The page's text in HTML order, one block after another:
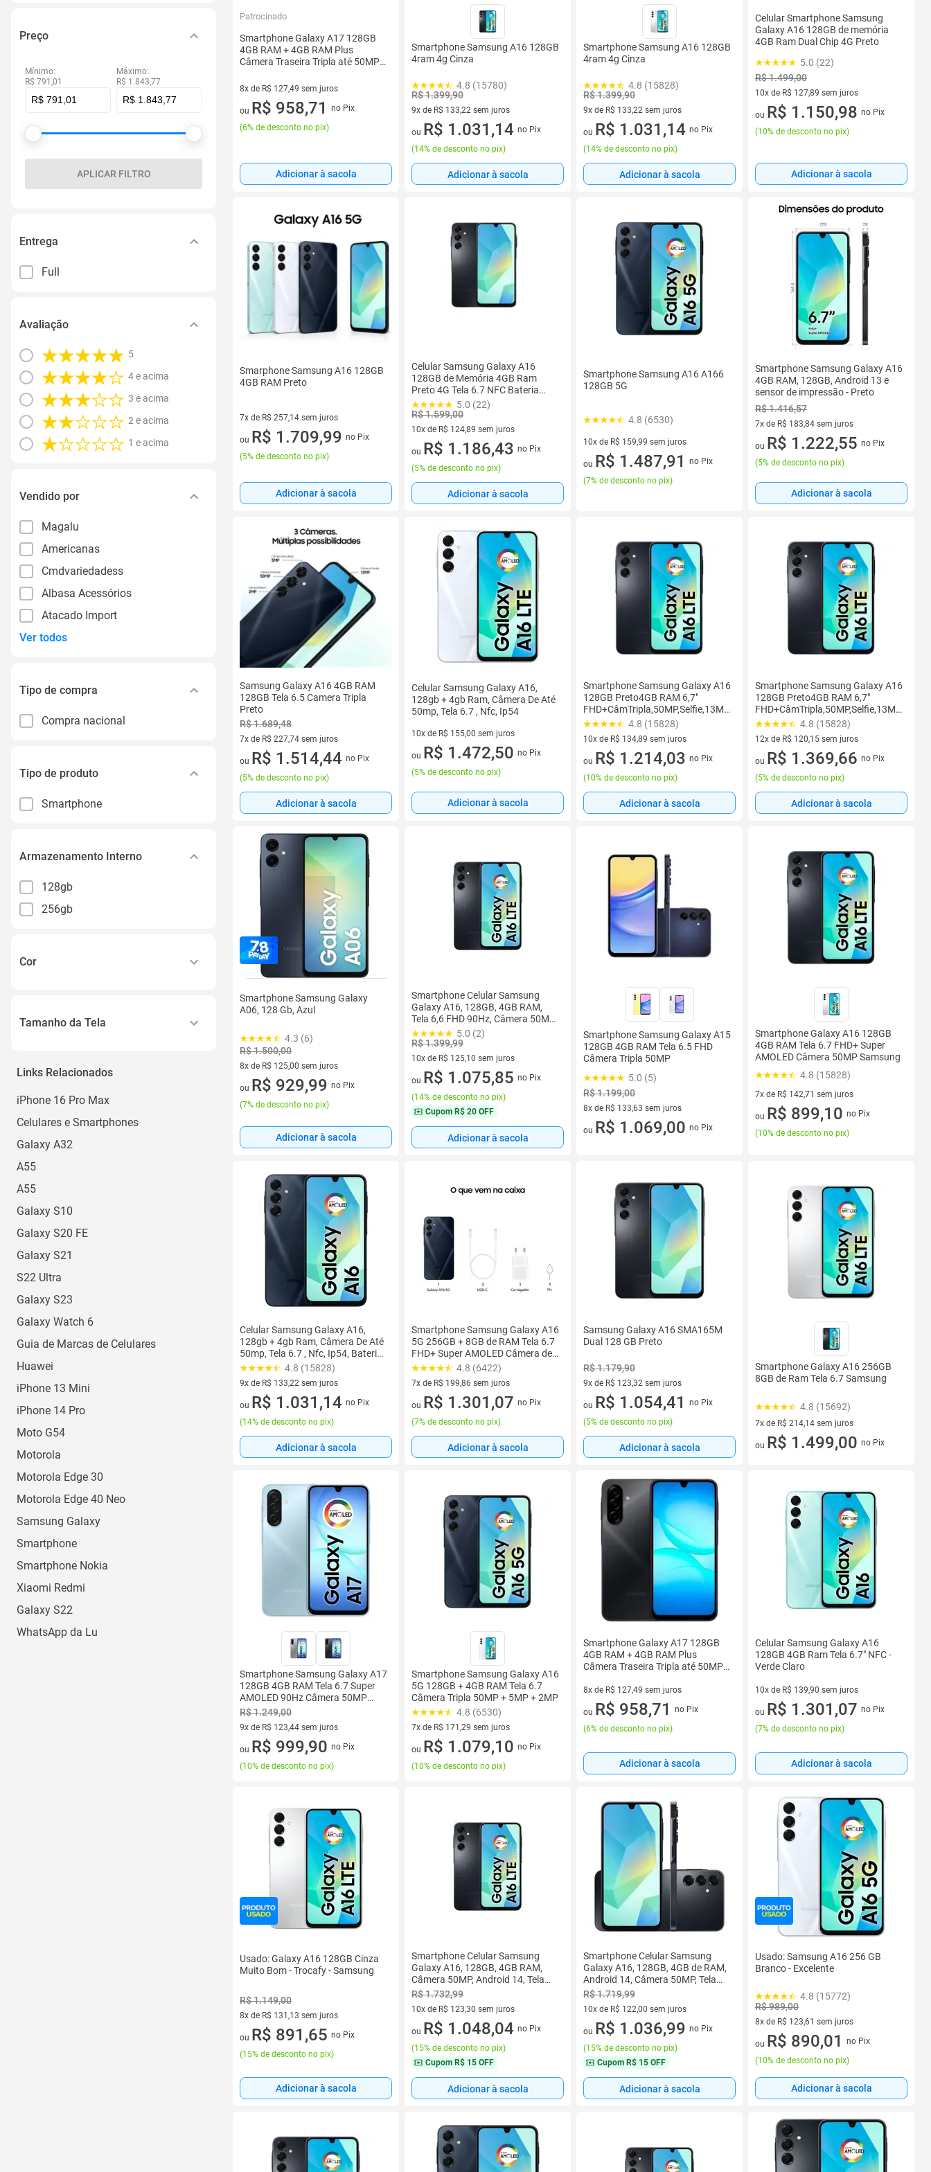
Preço
Mínimo:
R$ 791,01
Máximo:
R$ 1.843,77
APLICAR FILTRO
Entrega
Full
Avaliação
5
4 e acima
3 e acima
2 e acima
1 e acima
Vendido por
Magalu
Americanas
Cmdvariedadess
Albasa Acessórios
Atacado Import
Ver todos
Tipo de compra
Compra nacional
Tipo de produto
Smartphone
Armazenamento Interno
128gb
256gb
Cor
Prata
Ver todos
Tamanho da Tela
Links Relacionados
iPhone 16 Pro Max
Celulares e Smartphones
Galaxy A32
A55
A55
Galaxy S10
Galaxy S20 FE
Galaxy S21
S22 Ultra
Galaxy S23
Galaxy Watch 6
Guia de Marcas de Celulares
Huawei
iPhone 13 Mini
iPhone 14 Pro
Moto G54
Motorola
Motorola Edge 30
Motorola Edge 40 Neo
Samsung Galaxy
Smartphone
Smartphone Nokia
Xiaomi Redmi
Galaxy S22
WhatsApp da Lu
Patrocinado
Smartphone Galaxy A17 128GB
4GB RAM + 4GB RAM Plus
Câmera Traseira Tripla até 50MP
8x de R$ 127,49 sem juros
8 vez de R$ 127,49 sem juros
ou R$ 958,71
no Pix
(6% de desconto no pix)
Adicionar à sacola
Smartphone Samsung A16 128GB
4ram 4g Cinza
4.8 (15780)
R$ 1.399,90
9x de R$ 133,22 sem juros
9 vez de R$ 133,22 sem juros
ou R$ 1.031,14 no Pix
(14% de desconto no pix)
Adicionar à sacola
Smartphone Samsung A16 128GB
4ram 4g Cinza
4.8 (15828)
R$ 1.399,90
9x de R$ 133,22 sem juros
9 vez de R$ 133,22 sem juros
ou R$ 1.031,14 no Pix
(14% de desconto no pix)
Adicionar à sacola
Celular Smartphone Samsung
Galaxy A16 128GB de memória
4GB Ram Dual Chip 4G Preto
5.0 (22)
R$ 1.499,00
10x de R$ 127,89 sem juros
10 vez de R$ 127,89 sem juros
ou R$ 1.150,98 no Pix
(10% de desconto no pix)
Adicionar à sacola
Smarphone Samsung A16 128GB
4GB RAM Preto
7x de R$ 257,14 sem juros
7 vez de R$ 257,14 sem juros
ou R$ 1.709,99 no Pix
(5% de desconto no pix)
Adicionar à sacola
Celular Samsung Galaxy A16
128GB de Memória 4GB Ram
Preto 4G Tela 6.7 NFC Bateria
5000mAh 5.0 (22)
R$ 1.599,00
10x de R$ 124,89 sem juros
10 vez de R$ 124,89 sem juros
ou R$ 1.186,43 no Pix
(5% de desconto no pix)
Adicionar à sacola
Smartphone Samsung A16 A166
128GB 5G
4.8 (6530)
10x de R$ 159,99 sem juros
10 vez de R$ 159,99 sem juros
ou R$ 1.487,91
no Pix
(7% de desconto no pix)
Smartphone Samsung Galaxy A16
4GB RAM, 128GB, Android 13 e
sensor de impressão - Preto
R$ 1.416,57
7x de R$ 183,84 sem juros
7 vez de R$ 183,84 sem juros
ou R$ 1.222,55 no Pix
(5% de desconto no pix)
Adicionar à sacola
Samsung Galaxy A16 4GB RAM
128GB Tela 6.5 Camera Tripla
Preto
R$ 1.689,48
7x de R$ 227,74 sem juros
7 vez de R$ 227,74 sem juros
ou R$ 1.514,44 no Pix
(5% de desconto no pix)
Adicionar à sacola
Celular Samsung Galaxy A16,
128gb + 4gb Ram, Câmera De Até
50mp, Tela 6.7 , Nfc, Ip54
10x de R$ 155,00 sem juros
10 vez de R$ 155,00 sem juros
ou R$ 1.472,50 no Pix
(5% de desconto no pix)
Adicionar à sacola
Smartphone Samsung Galaxy A16
128GB Preto4GB RAM 6,7"
FHD+CâmTripla,50MP,Selfie,13MP,Bateria
5000mAh 4.8 (15828)
10x de R$ 134,89 sem juros
10 vez de R$ 134,89 sem juros
ou R$ 1.214,03 no Pix
(10% de desconto no pix)
Adicionar à sacola
Smartphone Samsung Galaxy A16
128GB Preto4GB RAM 6,7"
5000mAh 4.8 (15828)
12x de R$ 120,15 sem juros
12 vez de R$ 120,15 sem juros
ou R$ 1.369,66 no Pix
(5% de desconto no pix)
Adicionar à sacola
Smartphone Samsung Galaxy
A06, 128 Gb, Azul
4.3 (6)
R$ 1.500,00
8x de R$ 125,00 sem juros
8 vez de R$ 125,00 sem juros
ou R$ 929,99 no Pix
(7% de desconto no pix)
Adicionar à sacola
Smartphone Celular Samsung
Galaxy A16, 128GB, 4GB RAM,
Tela 6,6 FHD 90Hz, Câmera 50MP,
Android 14, Bateria 5000mAh,
Dual SIM, Cor Preto
5.0 (2)
R$ 1.399,99
10x de R$ 125,10 sem juros
10 vez de R$ 125,10 sem juros
ou R$ 1.075,85 no Pix
(14% de desconto no pix)
Cupom R$ 20 OFF
Adicionar à sacola
Smartphone Samsung Galaxy A15
128GB 4GB RAM Tela 6.5 FHD
Câmera Tripla 50MP
5.0 (5)
R$ 1.199,00
8x de R$ 133,63 sem juros
8 vez de R$ 133,63 sem juros
ou R$ 1.069,00 no Pix
Smartphone Galaxy A16 128GB
4GB RAM Tela 6.7 FHD+ Super
AMOLED Câmera 50MP Samsung
4.8 (15828)
7x de R$ 142,71 sem juros
7 vez de R$ 142,71 sem juros
ou R$ 899,10 no Pix
(10% de desconto no pix)
Celular Samsung Galaxy A16,
128gb + 4gb Ram, Câmera De Até
50mp, Tela 6.7 , Nfc, Ip54, Bateria
5000 Mah Preto4.8 (15828)
9x de R$ 133,22 sem juros
9 vez de R$ 133,22 sem juros
ou R$ 1.031,14 no Pix
(14% de desconto no pix)
Adicionar à sacola
Smartphone Samsung Galaxy A16
5G 256GB + 8GB de RAM Tela 6.7
FHD+ Super AMOLED Câmera de
50MP - Azul Escuro
4.8 (6422)
7x de R$ 199,86 sem juros
7 vez de R$ 199,86 sem juros
ou R$ 1.301,07 no Pix
(7% de desconto no pix)
Adicionar à sacola
Samsung Galaxy A16 SMA165M
Dual 128 GB Preto
R$ 1.179,90
9x de R$ 123,32 sem juros
9 vez de R$ 123,32 sem juros
ou R$ 1.054,41
no Pix
(5% de desconto no pix)
Adicionar à sacola
Smartphone Galaxy A16 256GB
8GB de Ram Tela 6.7 Samsung
4.8 (15692)
7x de R$ 214,14 sem juros
7 vez de R$ 214,14 sem juros
ou R$ 1.499,00 no Pix
Smartphone Samsung Galaxy A17
128GB 4GB RAM Tela 6.7 Super
AMOLED 90Hz Câmera 50MP
NFC IP54 Preto
R$ 1.249,00
9x de R$ 123,44 sem juros
9 vez de R$ 123,44 sem juros
ou R$ 999,90 no Pix
(10% de desconto no pix)
Smartphone Samsung Galaxy A16
5G 128GB + 4GB RAM Tela 6.7
Câmera Tripla 50MP + 5MP + 2MP
4.8 (6530)
7x de R$ 171,29 sem juros
7 vez de R$ 171,29 sem juros
ou R$ 1.079,10 no Pix
(10% de desconto no pix)
Smartphone Galaxy A17 128GB
4GB RAM + 4GB RAM Plus
Câmera Traseira Tripla até 50MP
8x de R$ 127,49 sem juros
8 vez de R$ 127,49 sem juros
ou R$ 958,71
no Pix
(6% de desconto no pix)
Adicionar à sacola
Celular Samsung Galaxy A16
128GB 4GB Ram Tela 6.7" NFC -
Verde Claro
10x de R$ 139,90 sem juros
10 vez de R$ 139,90 sem juros
ou R$ 1.301,07 no Pix
(7% de desconto no pix)
Adicionar à sacola
Usado: Galaxy A16 128GB Cinza
Muito Bom - Trocafy - Samsung
R$ 1.149,00
8x de R$ 131,13 sem juros
8 vez de R$ 131,13 sem juros
ou R$ 891,65 no Pix
(15% de desconto no pix)
Adicionar à sacola
Smartphone Celular Samsung
Galaxy A16, 128GB, 4GB RAM,
Câmera 50MP, Android 14, Tela
6,7 Super AMOLED, Bateria
5000mAh, Dual SIM
R$ 1.732,99
10x de R$ 123,30 sem juros
10 vez de R$ 123,30 sem juros
ou R$ 1.048,04 no Pix
(15% de desconto no pix)
Cupom R$ 15 OFF
Adicionar à sacola
Smartphone Celular Samsung
Galaxy A16, 128GB, 4GB de RAM,
Android 14, Câmera 50MP, Tela
6,7 Super AMOLED, Bateria de
5000mAh, Dual SIM
R$ 1.719,99
10x de R$ 122,00 sem juros
10 vez de R$ 122,00 sem juros
ou R$ 1.036,99 no Pix
(15% de desconto no pix)
Cupom R$ 15 OFF
Adicionar à sacola
Usado: Samsung A16 256 GB
Branco - Excelente
4.8 (15772)
R$ 989,00
8x de R$ 123,61 sem juros
8 vez de R$ 123,61 sem juros
ou R$ 890,01
no Pix
(10% de desconto no pix)
Adicionar à sacola